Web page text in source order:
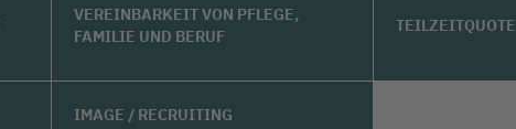
VEREINBARKEIT VON PFLEGE,
FAMILIE UND BERUF
TEILZEITQUOTE
IMAGE / RECRUITING